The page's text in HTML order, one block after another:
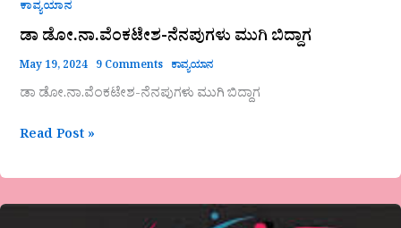
ಕಾವ್ಯಯಾನ
ಡಾ ಡೋ.ನಾ.ವೆಂಕಟೇಶ-ನೆನಪುಗಳು ಮುಗಿ ಬಿದ್ದಾಗ
May 19, 2024 9 Comments ಕಾವ್ಯಯಾನ
ಡಾ ಡೋ.ನಾ.ವೆಂಕಟೇಶ-ನೆನಪುಗಳು ಮುಗಿ ಬಿದ್ದಾಗ
Read Post »